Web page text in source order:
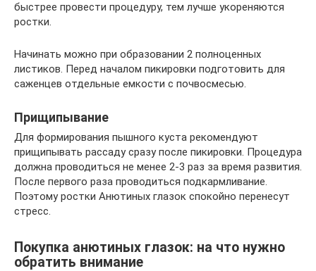
быстрее провести процедуру, тем лучше укореняются
ростки.
Начинать можно при образовании 2 полноценных
листиков. Перед началом пикировки подготовить для
саженцев отдельные емкости с почвосмесью.
Прищипывание
Для формирования пышного куста рекомендуют
прищипывать рассаду сразу после пикировки. Процедура
должна проводиться не менее 2-3 раз за время развития.
После первого раза проводиться подкармливание.
Поэтому ростки Анютиных глазок спокойно перенесут
стресс.
Покупка анютиных глазок: на что нужно
обратить внимание